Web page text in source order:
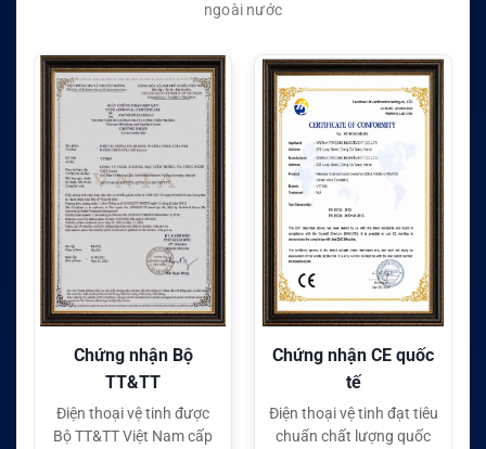
ngoài nước
Chứng nhận Bộ
TT&TT
Điện thoại vệ tinh được
Bộ TT&TT Việt Nam cấp
Chứng nhận CE quốc
tế
Điện thoại vệ tinh đạt tiêu
chuẩn chất lượng quốc